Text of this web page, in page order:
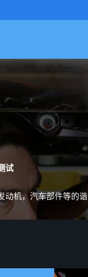
试
动机，汽车部件等的